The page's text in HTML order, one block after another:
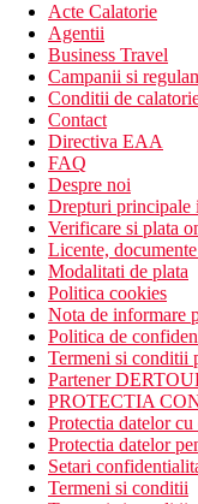
Acte Calatorie
Agentii
Business Travel
Campanii si
Conditii de
Contact
Directiva EAA
FAQ
Despre noi
Drepturi principale
Verificare si plata
Licente,
Modalitati de plata
Politica cookies
Nota de informare
Politica de
Termeni si conditii
Partener
PROTECTIA
Protectia datelor cu
Protectia datelor
Setari
Termeni si conditii